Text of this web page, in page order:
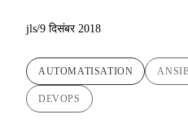
jls/9 दिसंबर 2018
AUTOMATISATION
DEVOPS